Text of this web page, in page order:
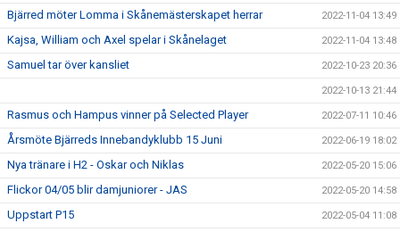
Bjärred möter Lomma i Skånemästerskapet herrar 2022-11-04 13:49
Kajsa, William och Axel spelar i Skånelaget 2022-11-04 13:48
Samuel tar över kansliet 2022-10-23 20:36
2022-10-13 21:44
Rasmus och Hampus vinner på Selected Player 2022-07-11 10:46
Årsmöte Bjärreds Innebandyklubb 15 Juni 2022-06-19 18:02
Nya tränare i H2 - Oskar och Niklas 2022-05-20 15:06
Flickor 04/05 blir damjuniorer - JAS 2022-05-20 14:58
Uppstart P15 2022-05-04 11:08